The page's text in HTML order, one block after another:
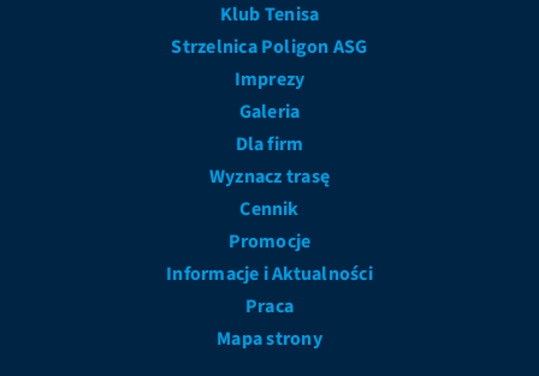
Klub Tenisa
Strzelnica Poligon ASG
Imprezy
Galeria
Dla firm
Wyznacz trasę
Cennik
Promocje
Informacje i Aktualności
Praca
Mapa strony